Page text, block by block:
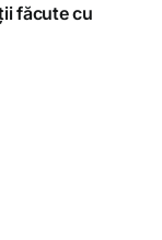
făcute cu